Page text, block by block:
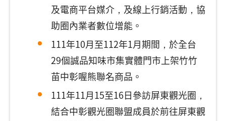
及電商平台媒介，及線上行銷活動，協
助圈內業者數位增能。
111年10月至112年1月期間，於全台
29個誠品知味市集實體門市上架竹竹
苗中彰喔熊聯名商品。
111年11月15至16日參訪屏東觀光圈，
結合中彰觀光圈聯盟成員於前往屏東觀